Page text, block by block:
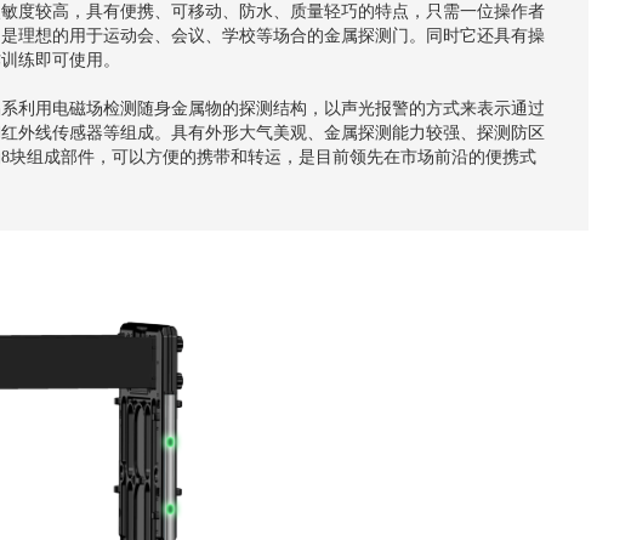
度较高，具有便携、可移动、防水、质量轻巧的特点，只需一位操作者
理想的用于运动会、会议、学校等场合的金属探测门。同时它还具有操
练即可使用。
利用电磁场检测随身金属物的探测结构，以声光报警的方式来表示通过
外线传感器等组成。具有外形大气美观、金属探测能力较强、探测防区
组成部件，可以方便的携带和转运，是目前领先在市场前沿的便携式